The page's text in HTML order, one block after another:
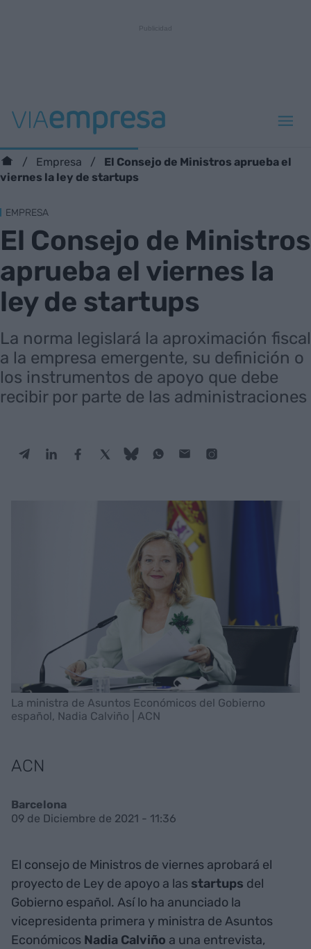
Empresa
El Consejo de Ministros aprueba el
viernes la ley de startups
EMPRESA
El Consejo de Ministros
aprueba el viernes la
ley de startups
La norma legislará la aproximación fiscal
a la empresa emergente, su definición o
los instrumentos de apoyo que debe
recibir por parte de las administraciones
La ministra de Asuntos Económicos del Gobierno
español, Nadia Calviño | ACN
ACN
Barcelona
09 de Diciembre de 2021 - 11:36
El consejo de Ministros de viernes aprobará el
proyecto de Ley de apoyo a las startups del
Gobierno español. Así lo ha anunciado la
vicepresidenta primera y ministra de Asuntos
Económicos Nadia Calviño a una entrevista,